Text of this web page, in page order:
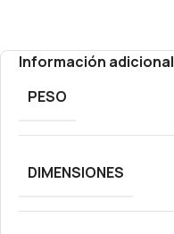
Información adicional
PESO
DIMENSIONES